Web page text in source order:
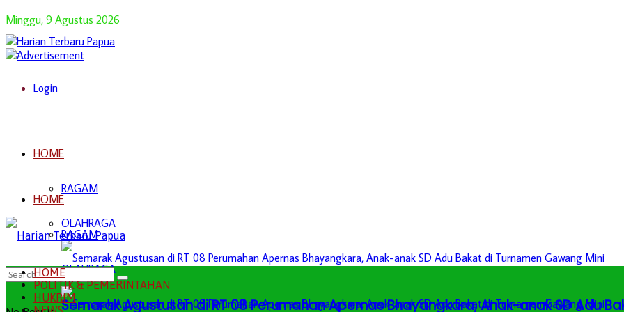
Minggu, 9 Agustus 2026
Login
HOME
RAGAM
OLAHRAGA
Semarak Agustusan di RT 08 Perumahan Apernas Bhayangkara, Anak-anak SD Adu
HOME
RAGAM
OLAHRAGA
HOME
POLITIK & PEMERINTAHAN
HUKRIM